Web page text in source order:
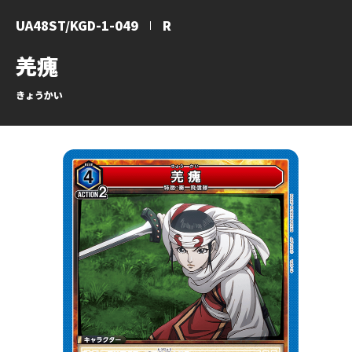
羌瘣
きょうかい
UA48ST/KGD-1-049 R